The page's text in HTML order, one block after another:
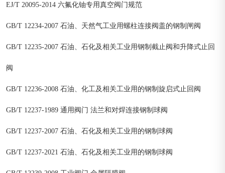
EJ/T 20095-2014 六氟化铀专用真空阀门规范
GB/T 12234-2007 石油、天然气工业用螺柱连接阀盖的钢制闸阀
GB/T 12235-2007 石油、石化及相关工业用钢制截止阀和升降式止回
阀
GB/T 12236-2008 石油、化工及相关工业用的钢制旋启式止回阀
GB/T 12237-1989 通用阀门 法兰和对焊连接钢制球阀
GB/T 12237-2007 石油、石化及相关工业用的钢制球阀
GB/T 12237-2021 石油、石化及相关工业用的钢制球阀